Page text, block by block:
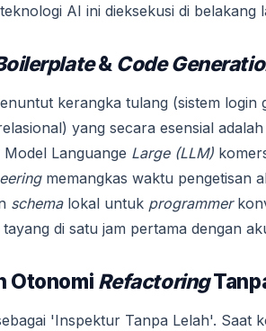
AI ini dieksekusi di belakang
& Code
kerangka tulang (sistem login
yang secara esensial
Languange Large (LLM)
memangkas waktu pengetisan
schemalokal untuk programmer
di satu jam pertama dengan
Otonomi Refactoring
'Inspektur Tanpa Lelah'. Saat